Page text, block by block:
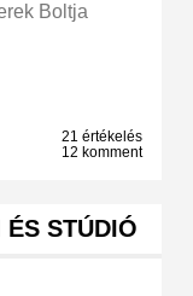
Boltja
21 értékelés
12 komment
STÚDIÓ